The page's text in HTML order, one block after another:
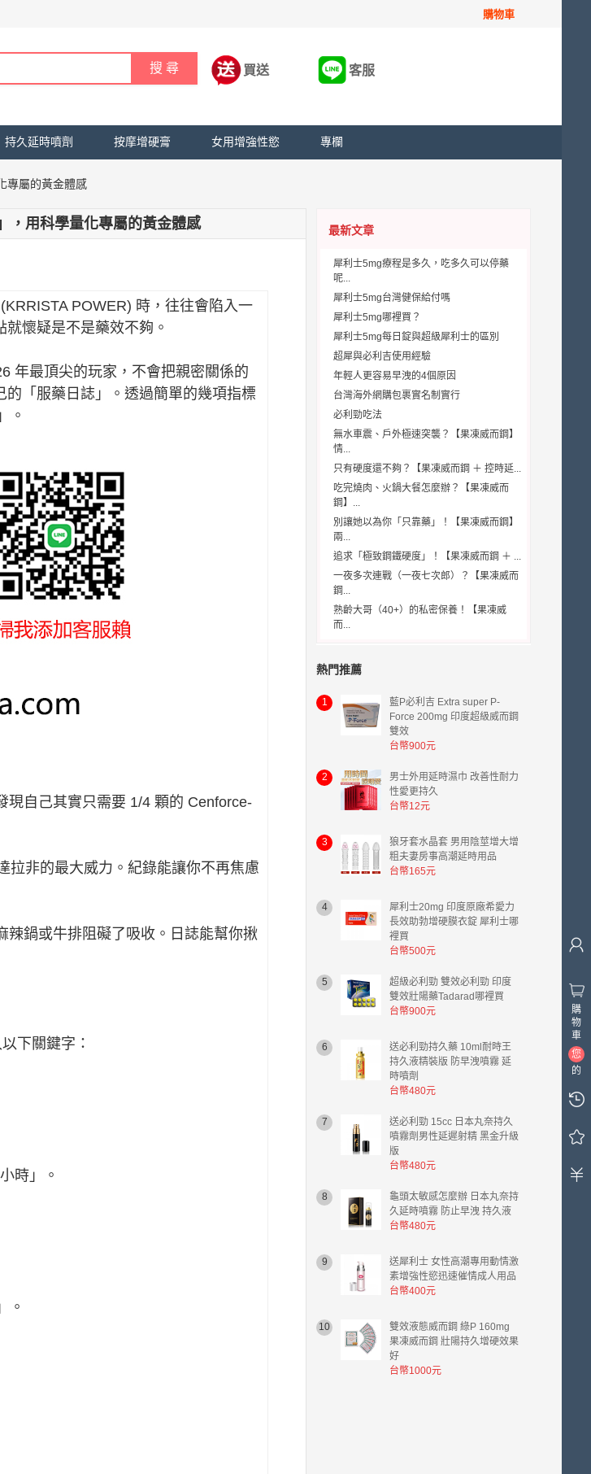
購物車
買送 客服
持久延時噴劑 按摩增硬膏 女用增強性慾 專欄
專屬的黃金體感
，用科學量化專屬的黃金體感
(KRRISTA POWER) 時，往往會陷入一
懷疑是不是藥效不夠。
年最頂尖的玩家，不會把親密關係的
「服藥日誌」。透過簡單的幾項指標
。
現自己其實只需要 1/4 顆的 Cenforce-
拉非的最大威力。紀錄能讓你不再焦慮
辣鍋或牛排阻礙了吸收。日誌能幫你揪
下關鍵字：
時」。
。
最新文章
犀利士5mg療程是多久，吃多久可以停藥
呢...
犀利士5mg台灣健保給付嗎
犀利士5mg哪裡買？
犀利士5mg每日錠與超級犀利士的區別
超犀與必利吉使用經驗
年輕人更容易早洩的4個原因
台灣海外網購包裹實名制實行
必利勁吃法
無水車震、戶外極速突襲？【果凍威而鋼】
情...
只有硬度還不夠？【果凍威而鋼 ＋ 控時延...
吃完燒肉、火鍋大餐怎麼辦？【果凍威而
鋼】...
別讓她以為你「只靠藥」！【果凍威而鋼】
兩...
追求「極致鋼鐵硬度」！【果凍威而鋼 ＋ ...
一夜多次連戰（一夜七次郎）？【果凍威而
鋼...
熟齡大哥（40+）的私密保養！【果凍威
而...
熱門推薦
1
藍P必利吉 Extra super P-
Force 200mg 印度超級威而鋼
雙效
台幣900元
2
男士外用延時濕巾 改善性耐力
性愛更持久
台幣12元
3
狼牙套水晶套 男用陰莖增大增
粗夫妻房事高潮延時用品
台幣165元
4
犀利士20mg 印度原廠希愛力
長效助勃增硬膜衣錠 犀利士哪
裡買
台幣500元
5
超級必利勁 雙效必利勁 印度
雙效壯陽藥Tadarad哪裡買
台幣900元
6
送必利勁持久藥 10ml耐時王
持久液精裝版 防早洩噴霧 延
時噴劑
台幣480元
7
送必利勁 15cc 日本丸奈持久
噴霧劑男性延遲射精 黑金升級
版
台幣480元
8
龜頭太敏感怎麼辦 日本丸奈持
久延時噴霧 防止早洩 持久液
台幣480元
9
送犀利士 女性高潮專用動情激
素增強性慾迅速催情成人用品
台幣400元
10
雙效液態威而鋼 綠P 160mg
果凍威而鋼 壯陽持久增硬效果
好
台幣1000元
購
物
車
您
的
物
中
0
件